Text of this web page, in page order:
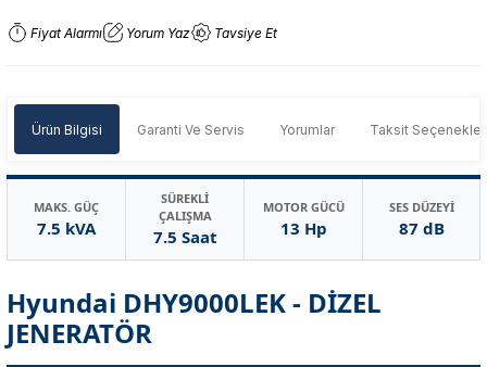
Fiyat Alarmı Yorum Yaz Tavsiye Et
Ürün Bilgisi Garanti Ve Servis Yorumlar Taksit
MAKS. GÜÇ
7.5 kVA
SÜREKLİ
ÇALIŞMA
7.5 Saat
MOTOR GÜCÜ
13 Hp
SES DÜZEYİ
87 dB
Hyundai DHY9000LEK - DİZEL
JENERATÖR